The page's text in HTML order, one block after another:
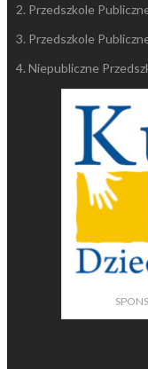
2. Przedszkole
3. Przedszkole
4. Niepubliczne